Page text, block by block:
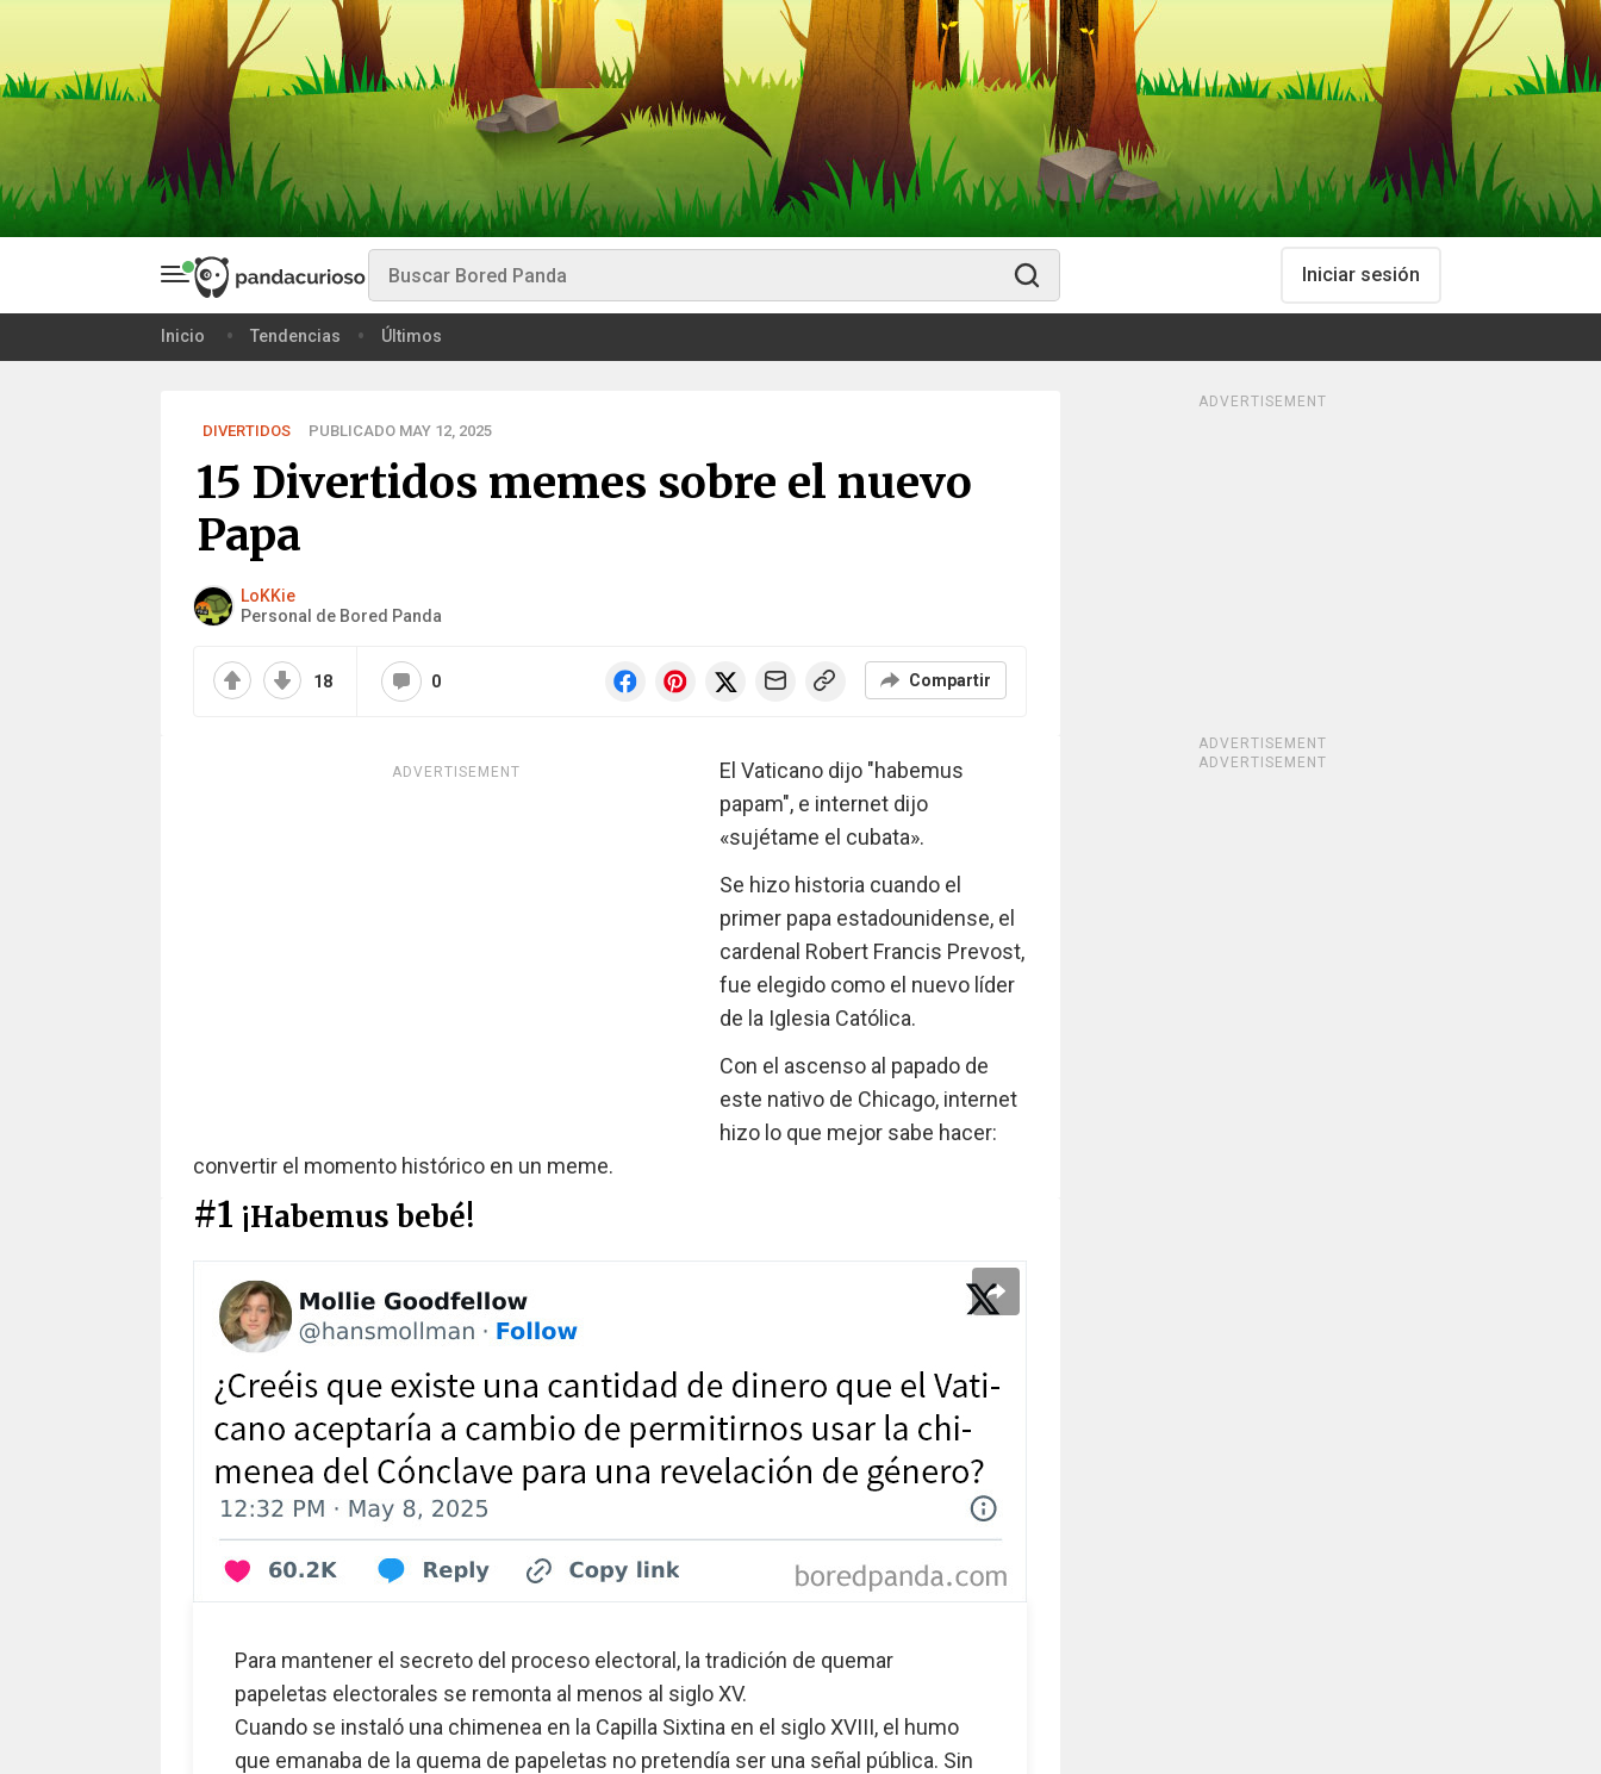
Iniciar sesión
Inicio Tendencias Últimos
DIVERTIDOS PUBLICADO MAY 12, 2025
15 Divertidos memes sobre el nuevo
Papa
LoKKie
Personal de Bored Panda
18 0 Compartir
ADVERTISEMENT
El Vaticano dijo "habemus
papam", e internet dijo
«sujétame el cubata».
Se hizo historia cuando el
primer papa estadounidense, el
cardenal Robert Francis Prevost,
fue elegido como el nuevo líder
de la Iglesia Católica.
Con el ascenso al papado de
este nativo de Chicago, internet
hizo lo que mejor sabe hacer:
convertir el momento histórico en un meme.
#1 ¡Habemus bebé!
Para mantener el secreto del proceso electoral, la tradición de quemar
papeletas electorales se remonta al menos al siglo XV.
Cuando se instaló una chimenea en la Capilla Sixtina en el siglo XVIII, el humo
que emanaba de la quema de papeletas no pretendía ser una señal pública. Sin
ADVERTISEMENT
ADVERTISEMENT
ADVERTISEMENT